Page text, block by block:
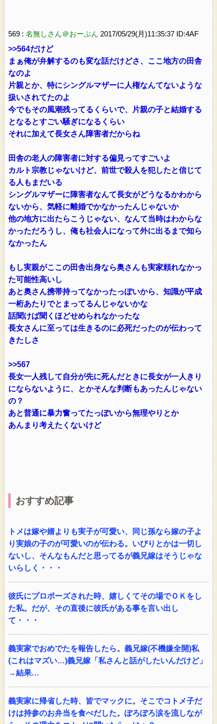
569 : 名無しさん＠おーぷん 2017/05/29(月)11:35:37 ID:4AF
>>564だけど
まぁ俺が弁解するのも変な話だけどさ、ここ地方の田舎
なのよ
片親とか、特にシングルマザーに人権なんてないような
扱いされてたのよ
今でもその風潮残ってるくらいで、片親の子と結婚する
となるとすごい騒ぎになるくらい
それに加えて長女さん障害者だからね
田舎の老人の障害者に対する偏見ってすごいよ
カルト宗教じゃないけど、前世で殺人を犯したと信じて
る人もまだいる
シングルマザーに障害者なんて長女がどうなるかわから
ないから、気軽に離婚でかなかったんじゃないか
他の地方に出たらこうじゃない、なんて当時はわからな
かっただろうし、俺も社会人になって外に出るまで知ら
なかったん
もし実親がここの田舎出身なら奥さんも実家頼れなかっ
た可能性高いし
あと奥さん携帯持ってなかったっぽいから、知識が平成
一桁あたりでとまってるんじゃないかな
話聞けば聞くほどせめられなかったな
長女さんに至っては生きるのに必死だったのが伝わって
きたしさ
>>567
長女一人残して自分が先に死んだときに長女が一人きり
にならないように、とかそんな判断もあったんじゃない
の？
あと普通に暴力奮ってたっぽいから無理やりとか
あんまり考えたくないけど
おすすめ記事
トメは嫁や婿よりも実子が可愛い、同じ孫なら嫁の子よ
り実娘の子のが可愛いのが伝わる。いびりとかは一切し
ないし、そんなもんだと思ってるが義兄嫁はそうじゃな
いらしく・・・
彼氏にプロポーズされた時、嬉しくてその場でＯＫをし
た私。だが、その直後に彼氏がある事を言い出し
て・・・
義実家でおめでたを報告したら。義兄嫁(不機嫌全開)私
(これはマズい…)義兄嫁「私さんと話がしたいんだけど」
→結果…
義実家に帰省した時、皆でマックに。そこでコトメ子だ
けは持参のお弁当を食べだした。ぽろぽろ涙を流しなが